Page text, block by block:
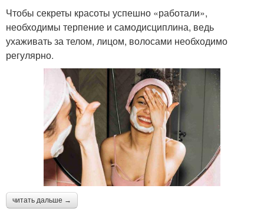
Чтобы секреты красоты успешно «работали»,
необходимы терпение и самодисциплина, ведь
ухаживать за телом, лицом, волосами необходимо
регулярно.
читать дальше →